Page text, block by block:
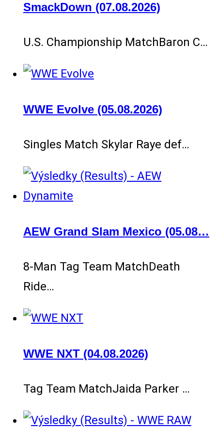
SmackDown (07.08.2026)
U.S. Championship MatchBaron C…
WWE Evolve (05.08.2026)
Singles Match Skylar Raye def…
AEW Grand Slam Mexico (05.08…
8-Man Tag Team MatchDeath
Ride…
WWE NXT (04.08.2026)
Tag Team MatchJaida Parker …